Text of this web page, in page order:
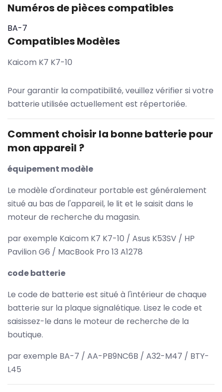
Numéros de pièces compatibles
BA-7
Compatibles Modèles
Kaicom K7 K7-10
Pour garantir la compatibilité, veuillez vérifier si votre
batterie utilisée actuellement est répertoriée.
Comment choisir la bonne batterie pour
mon appareil ?
équipement modèle
Le modèle d'ordinateur portable est généralement
situé au bas de l'appareil, le lit et le saisit dans le
moteur de recherche du magasin.
par exemple Kaicom K7 K7-10 / Asus K53SV / HP
Pavilion G6 / MacBook Pro 13 A1278
code batterie
Le code de batterie est situé à l'intérieur de chaque
batterie sur la plaque signalétique. Lisez le code et
saisissez-le dans le moteur de recherche de la
boutique.
par exemple BA-7 / AA-PB9NC6B / A32-M47 / BTY-
L45